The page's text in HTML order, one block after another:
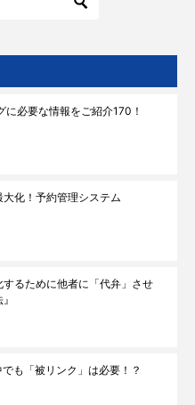
に必要な情報をご紹介170！
化！予約管理システム
るために他者に「代弁」させ
も「被リンク」は必要！？